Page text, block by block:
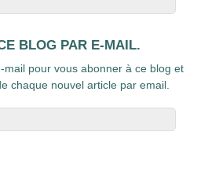
BLOG PAR E-MAIL.
mail pour vous abonner à ce blog et
chaque nouvel article par email.